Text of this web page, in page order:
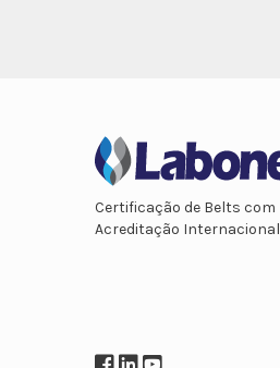
Certificação de Belts com
Acreditação Internacional